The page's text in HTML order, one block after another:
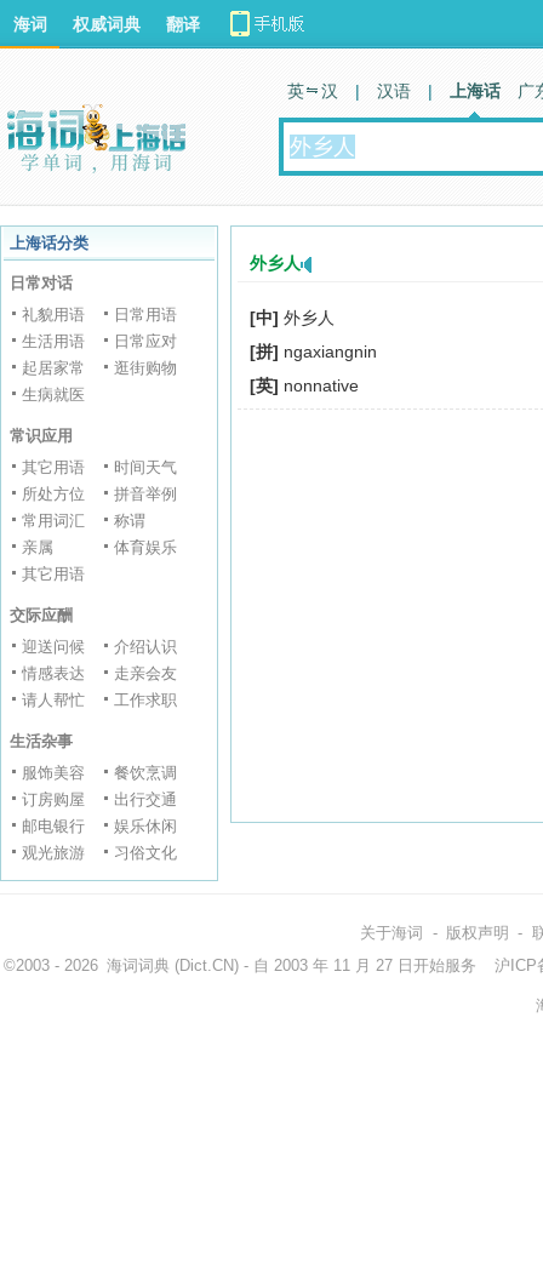
海词 权威词典 翻译
英 汉 | 汉语 | 上海话 广
上海话分类
日常对话
礼貌用语
日常用语
生活用语
日常应对
起居家常
逛街购物
生病就医
常识应用
其它用语
时间天气
所处方位
拼音举例
常用词汇
称谓
亲属
体育娱乐
其它用语
交际应酬
迎送问候
介绍认识
情感表达
走亲会友
请人帮忙
工作求职
生活杂事
服饰美容
餐饮烹调
订房购屋
出行交通
邮电银行
娱乐休闲
观光旅游
习俗文化
外乡人
[中] 外乡人
[拼] ngaxiangnin
[英] nonnative
关于海词 - 版权声明 -
©2003 - 2026 海词词典 (Dict.CN) - 自 2003 年 11 月 27 日开始服务 沪ICP